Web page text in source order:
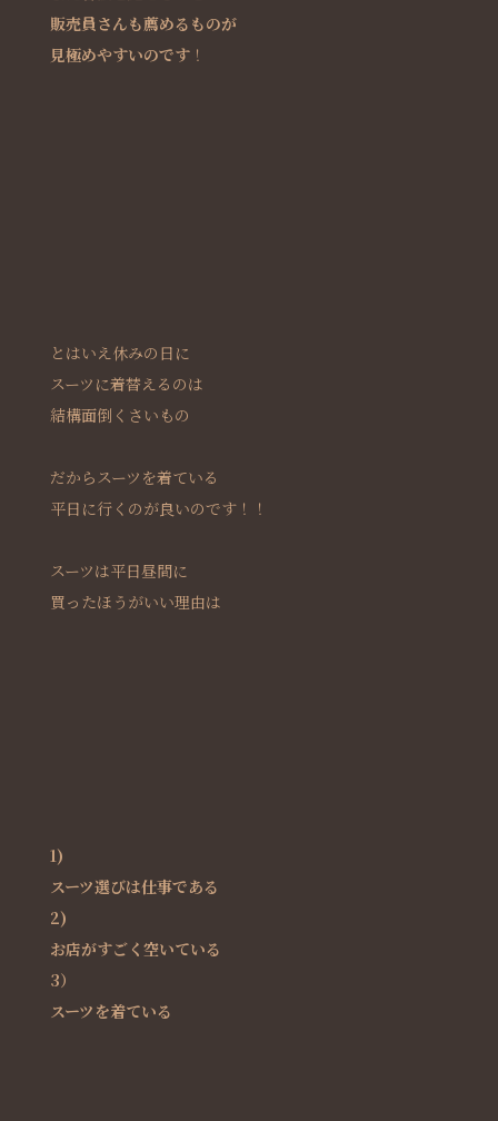
販売員さんも薦めるものが
見極めやすいのです！
とはいえ休みの日に
スーツに着替えるのは
結構面倒くさいもの
だからスーツを着ている
平日に行くのが良いのです！！
スーツは平日昼間に
買ったほうがいい理由は
1)
スーツ選びは仕事である
2)
お店がすごく空いている
3）
スーツを着ている